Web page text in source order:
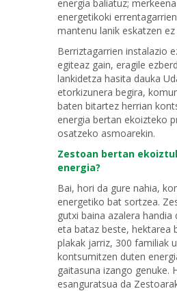
energia baliatuz;
energetikoki
mantenu lanik eskatzen ez
Berriztagarrien instalazio
egiteaz gain, eragile
lankidetza hasita dauka
etorkizunera begira,
baten bitartez herrian
energia bertan ekoizteko
osatzeko asmoarekin.
Zestoan bertan
energia?
Bai, hori da gure nahia,
energetiko bat sortzea.
gutxi baina azalera handia
eta bataz beste, hektarea
plakak jarriz, 300 familiak
kontsumitzen duten
gaitasuna izango genuke.
esanguratsua da